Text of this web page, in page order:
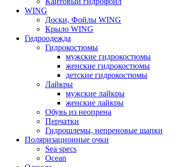
WING
Доски, Фойлы WING
Крыло WING
Гидроодежда
Гидрокостюмы
мужские гидрокостюмы
женские гидрокостюмы
детские гидрокостюмы
Лайкры
мужские лайкры
женские лайкры
Обувь из неопрена
Перчатки
Гидрошлемы, непреновые шапки
Поляризационные очки
Sea specs
Ocean